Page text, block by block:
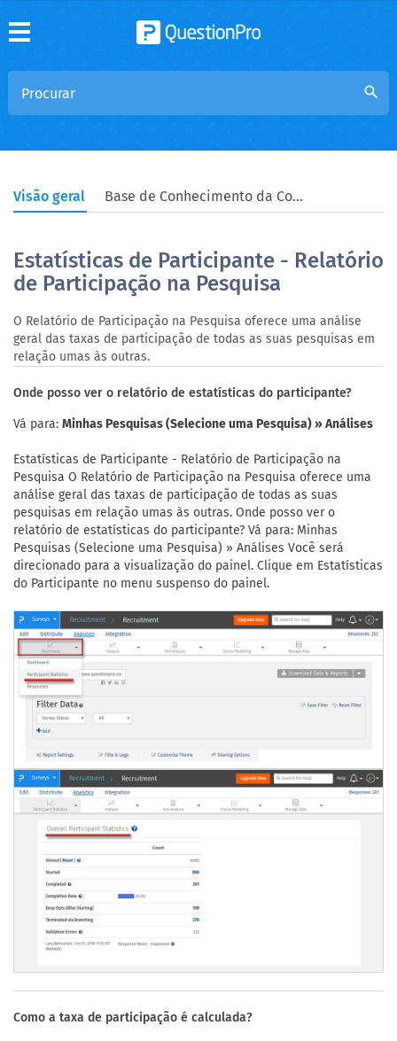
search
Visão geral Base de Conhecimento da Comunidade
Estatísticas de Participante - Relatório
de Participação na Pesquisa
O Relatório de Participação na Pesquisa oferece uma análise
geral das taxas de participação de todas as suas pesquisas em
relação umas às outras.
Onde posso ver o relatório de estatísticas do participante?
Vá para: Minhas Pesquisas (Selecione uma Pesquisa) » Análises
Estatísticas de Participante - Relatório de Participação na
Pesquisa O Relatório de Participação na Pesquisa oferece uma
análise geral das taxas de participação de todas as suas
pesquisas em relação umas às outras. Onde posso ver o
relatório de estatísticas do participante? Vá para: Minhas
Pesquisas (Selecione uma Pesquisa) » Análises Você será
direcionado para a visualização do painel. Clique em Estatísticas
do Participante no menu suspenso do painel.
Como a taxa de participação é calculada?